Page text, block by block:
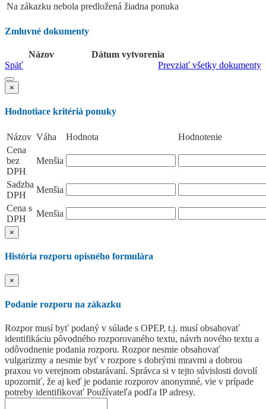
Na zákazku nebola predložená žiadna ponuka
Zmluvné dokumenty
Názov
Dátum vytvorenia
Prevziať všetky dokumenty
Späť
×
Hodnotiace kritériá ponuky
Názov Váha Hodnota
Hodnotenie
Cena
bez
DPH
Menšia
Sadzba
DPH
Menšia
Cena s
DPH
Menšia
×
História rozporu opisného formulára
×
Podanie rozporu na zákazku
Rozpor musí byť podaný v súlade s OPEP, t.j. musí obsahovať
identifikáciu pôvodného rozporovaného textu, návrh nového textu a
odôvodnenie podania rozporu. Rozpor nesmie obsahovať
vulgarizmy a nesmie byť v rozpore s dobrými mravmi a dobrou
praxou vo verejnom obstarávaní. Správca si v tejto súvislosti dovolí
upozorniť, že aj keď je podanie rozporov anonymné, vie v prípade
potreby identifikovať Používateľa podľa IP adresy.